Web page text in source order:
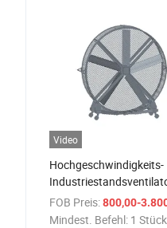
Video
Hochgeschwindigkeits-
den Außenbereich
FOB Preis: 800,00-
Mindest. Befehl: 1 Stück